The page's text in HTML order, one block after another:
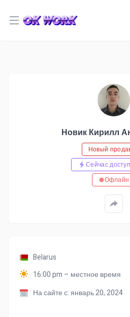
Open menu
Новик Кирилл
Новый
Сейчас
Офлайн
Belarus
16:00 pm – местное время
На сайте с: январь 20, 2024